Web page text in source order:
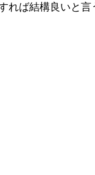
ば結構良いと言